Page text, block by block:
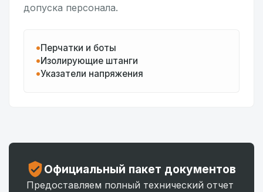
допуска персонала.
Перчатки и боты
Изолирующие штанги
Указатели напряжения
Официальный пакет документов
Предоставляем полный технический отчет